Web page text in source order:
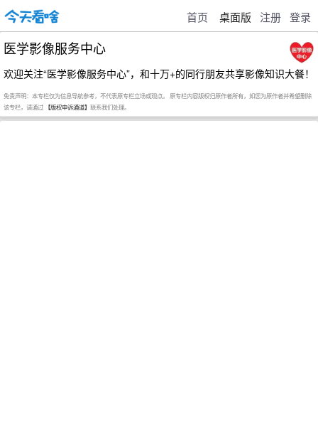
首页 桌面版 注册 登录
医学影像服务中心
欢迎关注“医学影像服务中心”，和十万+的同行朋友共享影像知识大餐！
免责声明：本专栏仅为信息导航参考，不代表原专栏立场或观点。 原专栏内容版权归原作者所有，如您为原作者并希望删除
该专栏，请通过 【版权申诉通道】 联系我们处理。